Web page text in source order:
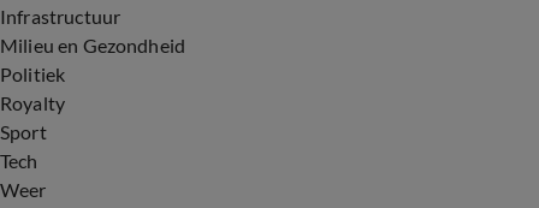
Infrastructuur
Milieu en Gezondheid
Politiek
Royalty
Sport
Tech
Weer